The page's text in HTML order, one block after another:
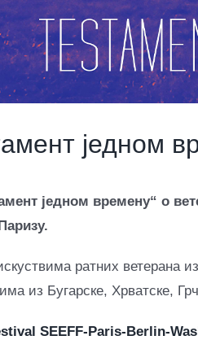
једном
једном времену“ о
ратних ветерана
из Бугарске, Хрватске,
SEEFF-Paris-Berlin-